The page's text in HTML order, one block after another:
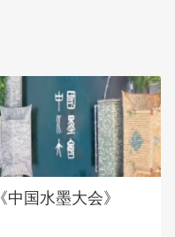
《中国水墨大会》